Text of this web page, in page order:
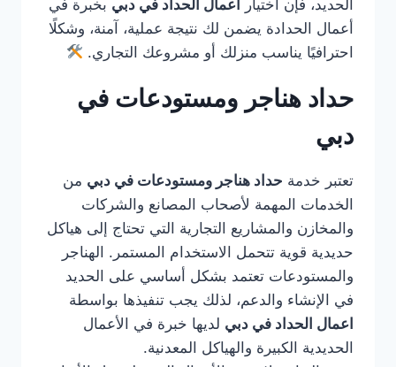
الحديد، فإن اختيار
اعمال الحداد في دبي بخبرة في
أعمال الحدادة يضمن لك نتيجة عملية، آمنة، وشكلًا
احترافيًا يناسب منزلك أو مشروعك التجاري.
حداد هناجر ومستودعات في
دبي
تعتبر خدمة حداد هناجر ومستودعات في دبي من
الخدمات المهمة لأصحاب المصانع والشركات
والمخازن والمشاريع التجارية التي تحتاج إلى هياكل
حديدية قوية تتحمل الاستخدام المستمر. الهناجر
والمستودعات تعتمد بشكل أساسي على الحديد
في الإنشاء والدعم، لذلك يجب تنفيذها بواسطة
اعمال الحداد في دبي لديها خبرة في الأعمال
الحديدية الكبيرة والهياكل المعدنية.